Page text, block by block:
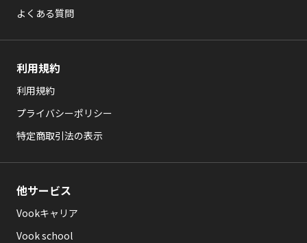
よくある質問
利用規約
利用規約
プライバシーポリシー
特定商取引法の表示
他サービス
Vookキャリア
Vook school